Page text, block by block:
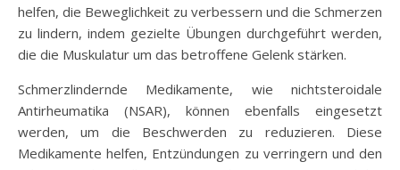
helfen, die Beweglichkeit zu verbessern und die Schmerzen
zu lindern, indem gezielte Übungen durchgeführt werden,
die die Muskulatur um das betroffene Gelenk stärken.
Schmerzlindernde Medikamente, wie nichtsteroidale
Antirheumatika (NSAR), können ebenfalls eingesetzt
werden, um die Beschwerden zu reduzieren. Diese
Medikamente helfen, Entzündungen zu verringern und den